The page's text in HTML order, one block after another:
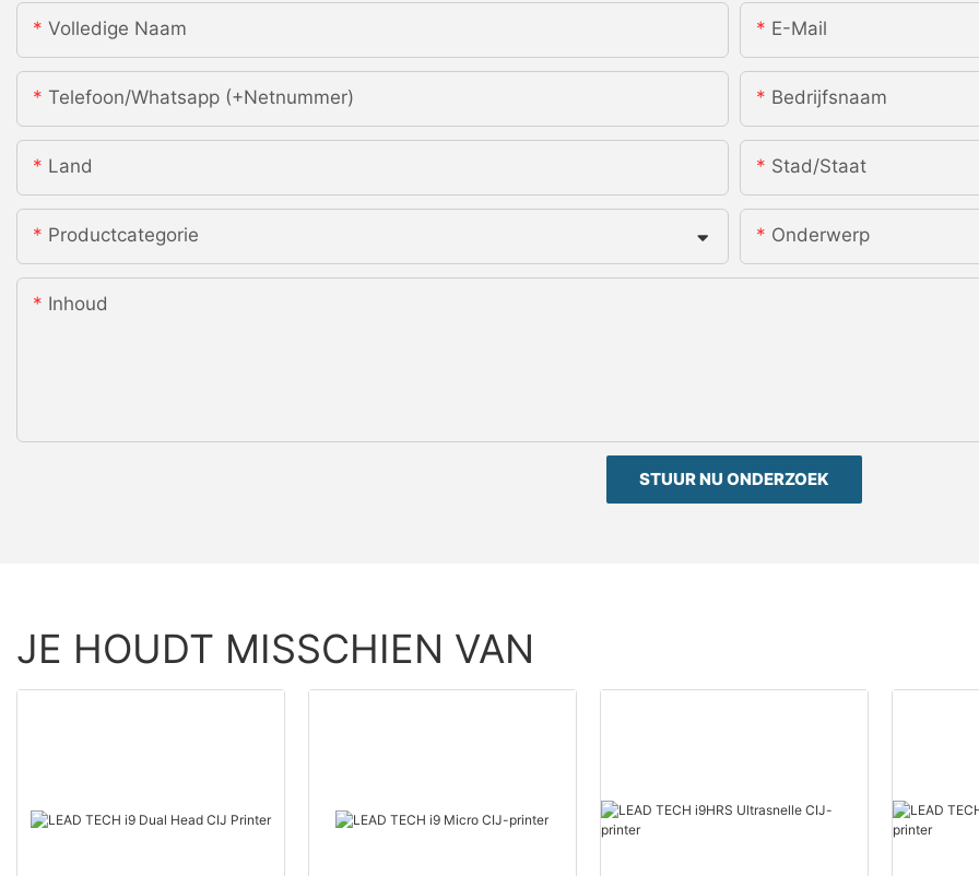
Volledige Naam E-Mail
Telefoon/whatsapp (+netnummer) Bedrijfsnaam
Land Stad/staat
Productcategorie Onderwerp
Inhoud
STUUR NU ONDERZOEK
JE HOUDT MISSCHIEN VAN